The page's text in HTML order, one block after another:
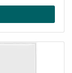
à votre